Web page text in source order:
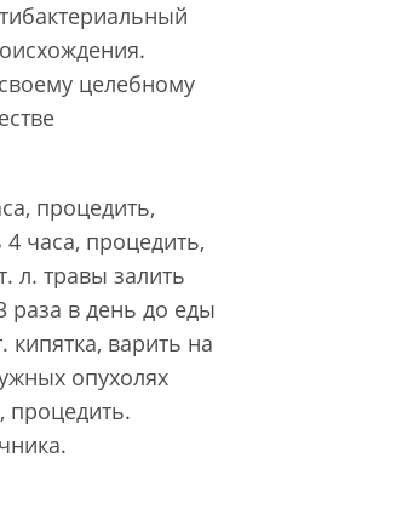
целебному
процедить,
часа, процедить,
л. травы залить
раза в день до еды
кипятка, варить на
опухолях
процедить.